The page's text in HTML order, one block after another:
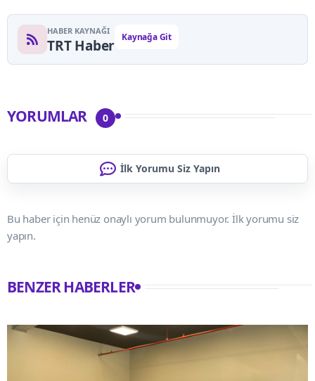
HABER KAYNAĞI
TRT Haber Kaynağa Git
YORUMLAR 0
İlk Yorumu Siz Yapın
Bu haber için henüz onaylı yorum bulunmuyor. İlk yorumu siz
yapın.
BENZER HABERLER